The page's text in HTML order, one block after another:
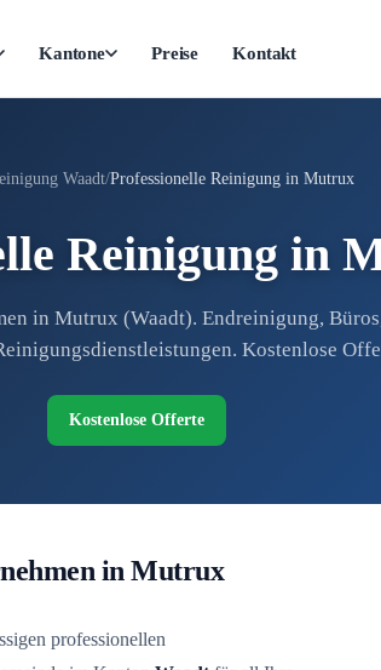
Kantone Preise Kontakt
Waadt Professionelle Reinigung in Mutrux
Reinigung in
in Mutrux (Waadt). Endreinigung,
Kostenlose
Kostenlose Offerte
in Mutrux
professionellen